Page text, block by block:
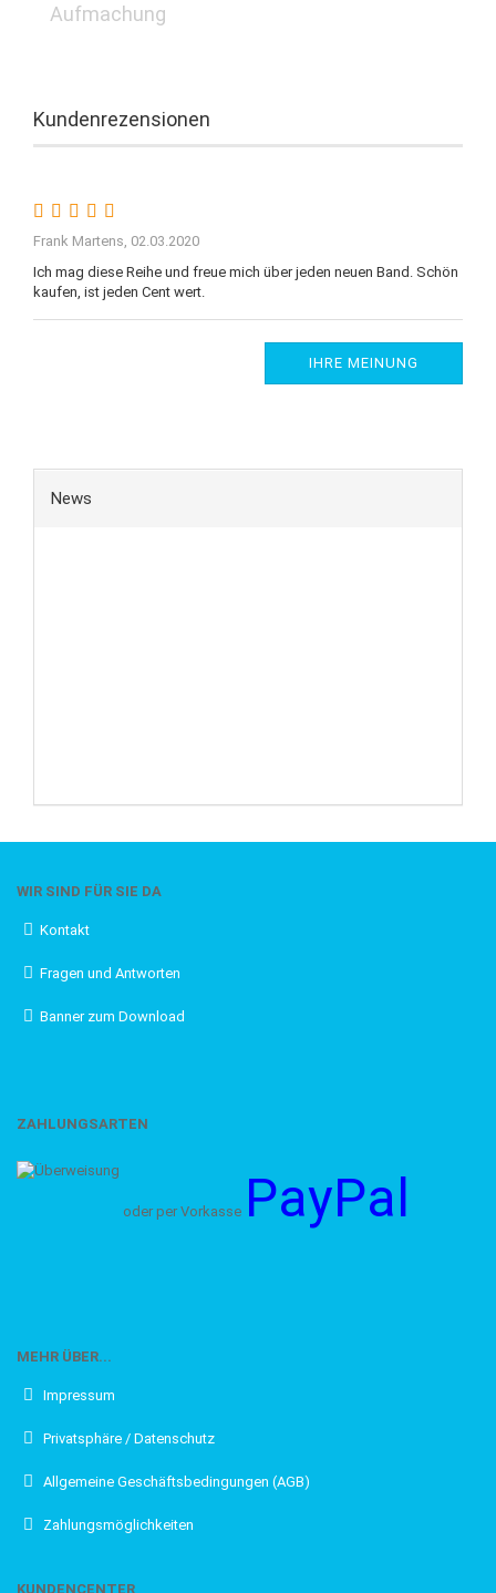
Aufmachung
Kundenrezensionen
Frank Martens, 02.03.2020
Ich mag diese Reihe und freue mich über jeden neuen Band. Schön
kaufen, ist jeden Cent wert.
IHRE MEINUNG
News
WIR SIND FÜR SIE DA
Kontakt
Fragen und Antworten
Banner zum Download
ZAHLUNGSARTEN
oder per Vorkasse PayPal
MEHR ÜBER...
Impressum
Privatsphäre / Datenschutz
Allgemeine Geschäftsbedingungen (AGB)
Zahlungsmöglichkeiten
KUNDENCENTER